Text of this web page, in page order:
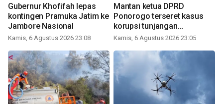
Gubernur Khofifah lepas
kontingen Pramuka Jatim ke
Jambore Nasional
Kamis, 6 Agustus 2026 23:08
Mantan ketua DPRD
Ponorogo terseret kasus
korupsi tunjangan
perumahan
Kamis, 6 Agustus 2026 23:05